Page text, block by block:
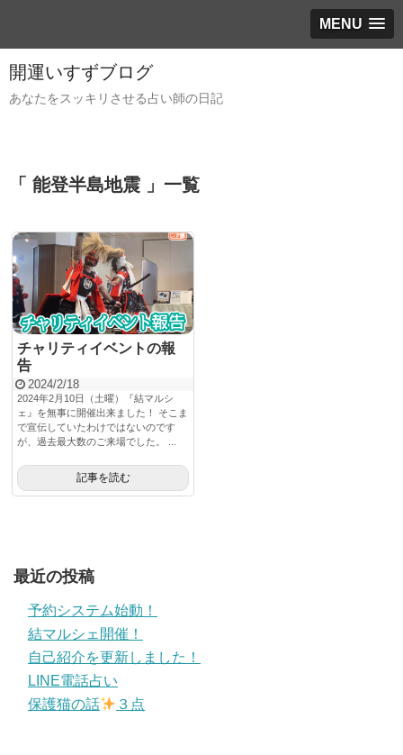
MENU
開運いすずブログ
あなたをスッキリさせる占い師の日記
「 能登半島地震 」一覧
チャリティイベントの報
告
2024/2/18
2024年2月10日（土曜）『結マルシ
ェ』を無事に開催出来ました！ そこま
で宣伝していたわけではないのです
が、過去最大数のご来場でした。 ...
記事を読む
最近の投稿
予約システム始動！
結マルシェ開催！
自己紹介を更新しました！
LINE電話占い
保護猫の話
３点